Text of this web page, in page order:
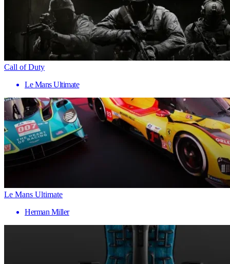
Call of Duty
Le Mans Ultimate
Le Mans Ultimate
Herman Miller